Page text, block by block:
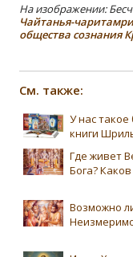
На изображении:
Чайтанья-
общества сознания
См. также:
У нас
книги
Где живет
Бога?
Возможно